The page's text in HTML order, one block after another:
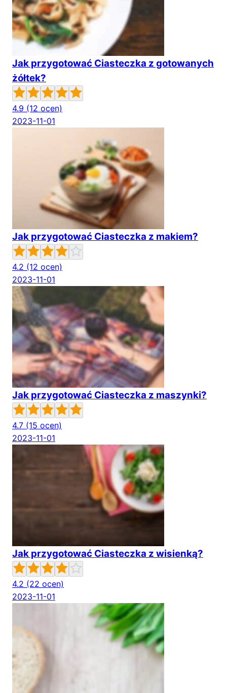
Jak przygotować Ciasteczka z gotowanych
żółtek?
4.9 (12 ocen)
2023-11-01
Jak przygotować Ciasteczka z makiem?
4.2 (12 ocen)
2023-11-01
Jak przygotować Ciasteczka z maszynki?
4.7 (15 ocen)
2023-11-01
Jak przygotować Ciasteczka z wisienką?
4.2 (22 ocen)
2023-11-01